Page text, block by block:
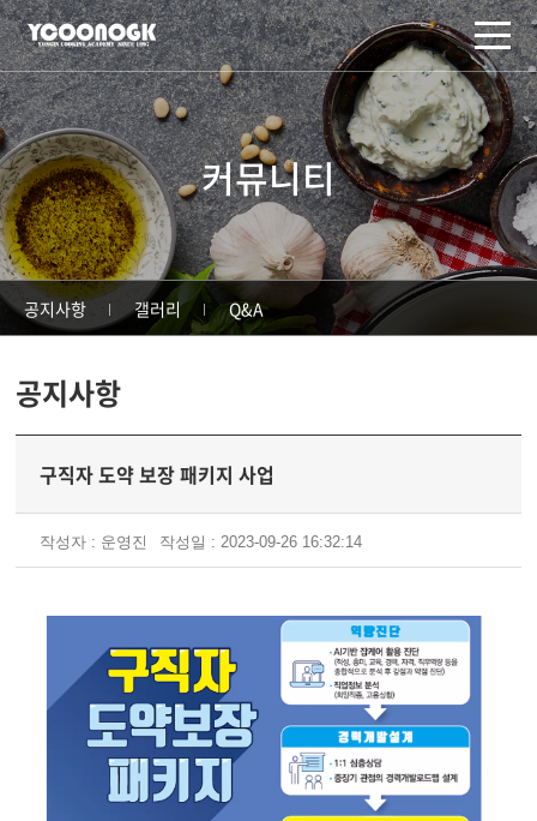
주메뉴 바로가기
컨텐츠 바로가기
커뮤니티
공지사항 갤러리 Q&A
공지사항
구직자 도약 보장 패키지 사업
작성자 : 운영진 작성일 : 2023-09-26 16:32:14